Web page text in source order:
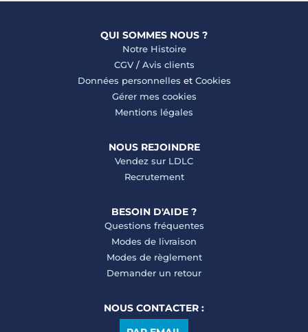
QUI SOMMES NOUS ?
Notre Histoire
CGV/ Avis clients
Données personnelles et Cookies
Gérer mes cookies
Mentions légales
NOUS REJOINDRE
Vendez sur LDLC
Recrutement
BESOIN D'AIDE ?
Questions fréquentes
Modes de livraison
Modes de règlement
Demander un retour
NOUS CONTACTER :